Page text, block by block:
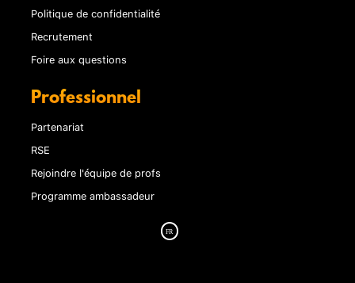
Politique de confidentialité
Recrutement
Foire aux questions
Professionnel
Partenariat
RSE
Rejoindre l'équipe de profs
Programme ambassadeur